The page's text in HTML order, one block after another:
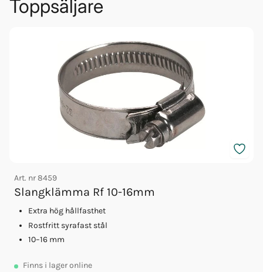
Toppsäljare
Art. nr8459
Slangklämma Rf 10-16mm
Extra hög hållfasthet
Rostfritt syrafast stål
10–16 mm
Finns i lager online